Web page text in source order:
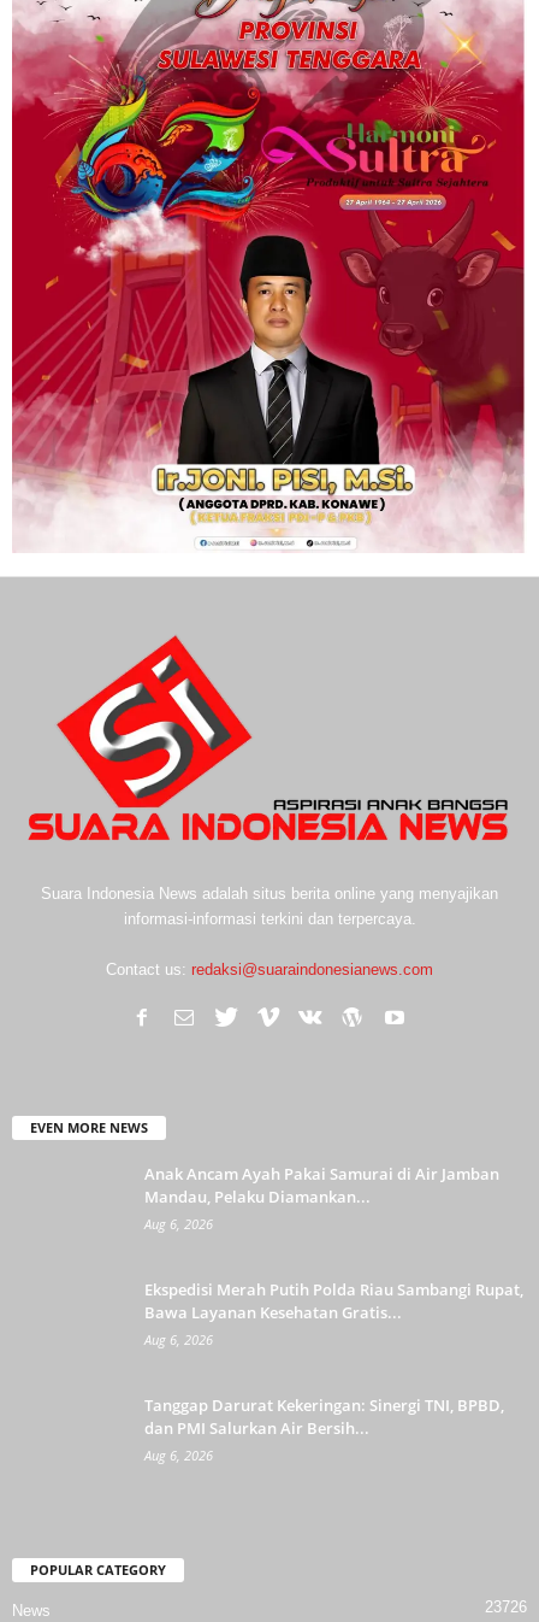
Suara Indonesia News adalah situs berita online yang menyajikan
informasi-informasi terkini dan terpercaya.
Contact us: redaksi@suaraindonesianews.com
EVEN MORE NEWS
Anak Ancam Ayah Pakai Samurai di Air Jamban
Mandau, Pelaku Diamankan...
Aug 6, 2026
Ekspedisi Merah Putih Polda Riau Sambangi Rupat,
Bawa Layanan Kesehatan Gratis...
Aug 6, 2026
Tanggap Darurat Kekeringan: Sinergi TNI, BPBD,
dan PMI Salurkan Air Bersih...
Aug 6, 2026
POPULAR CATEGORY
News 23726